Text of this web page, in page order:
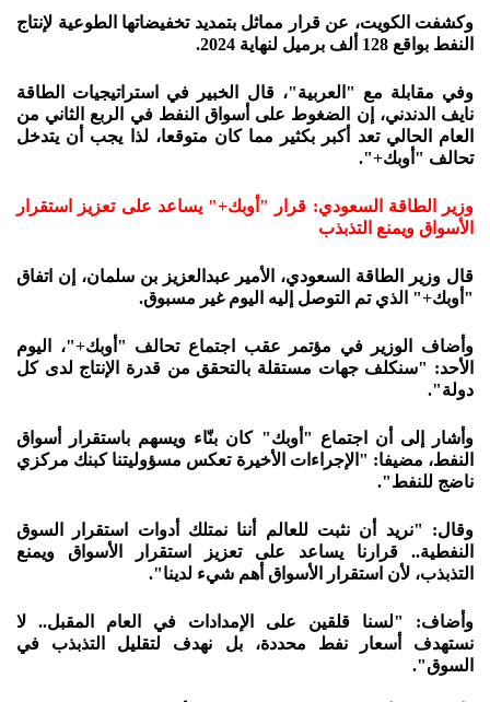
وكشفت الكويت، عن قرار مماثل بتمديد تخفيضاتها الطوعية لإنتاج
النفط بواقع 128 ألف برميل لنهاية 2024.
وفي مقابلة مع "العربية"، قال الخبير في استراتيجيات الطاقة
نايف الدندني، إن الضغوط على أسواق النفط في الربع الثاني من
العام الحالي تعد أكبر بكثير مما كان متوقعا، لذا يجب أن يتدخل
تحالف "أوبك+".
وزير الطاقة السعودي: قرار "أوبك+" يساعد على تعزيز استقرار
الأسواق ويمنع التذبذب
قال وزير الطاقة السعودي، الأمير عبدالعزيز بن سلمان، إن اتفاق
"أوبك+" الذي تم التوصل إليه اليوم غير مسبوق.
وأضاف الوزير في مؤتمر عقب اجتماع تحالف "أوبك+"، اليوم
الأحد: "سنكلف جهات مستقلة بالتحقق من قدرة الإنتاج لدى كل
دولة".
وأشار إلى أن اجتماع "أوبك" كان بنّاء ويسهم باستقرار أسواق
النفط، مضيفا: "الإجراءات الأخيرة تعكس مسؤوليتنا كبنك مركزي
ناضج للنفط".
وقال: "نريد أن نثبت للعالم أننا نمتلك أدوات استقرار السوق
النفطية.. قرارنا يساعد على تعزيز استقرار الأسواق ويمنع
التذبذب، لأن استقرار الأسواق أهم شيء لدينا".
وأضاف: "لسنا قلقين على الإمدادات في العام المقبل.. لا
نستهدف أسعار نفط محددة، بل نهدف لتقليل التذبذب في
السوق".